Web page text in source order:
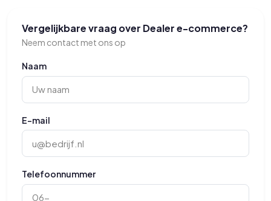
Vergelijkbare vraag over Dealer e-commerce?
Neem contact met ons op
Naam
E-mail
Telefoonnummer